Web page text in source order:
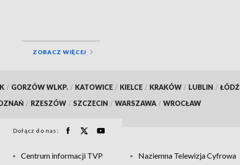
ZOBACZ WIĘCEJ
/ GORZÓW WLKP. / KATOWICE / KIELCE / KRAKÓW / LUBLIN / ŁÓDŹ
/ RZESZÓW / SZCZECIN / WARSZAWA / WROCŁAW
Dołącz do nas:
Centrum informacji TVP Naziemna Telewizja Cyfrowa